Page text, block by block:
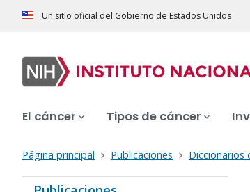
Un sitio oficial del Gobierno de Estados Unidos
El cáncer Tipos de cáncer
Página principal Publicaciones Diccionarios